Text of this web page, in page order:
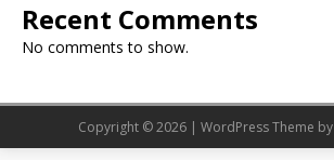
Recent Comments
No comments to show.
Copyright © 2026 | WordPress Theme by